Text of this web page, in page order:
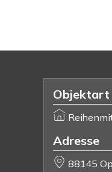
Objektart
Adresse
88145